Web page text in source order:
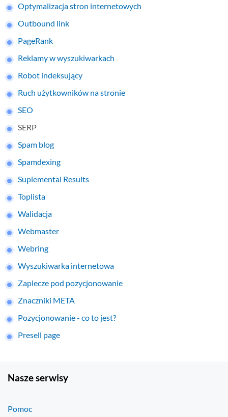
Optymalizacja stron internetowych
Outbound link
PageRank
Reklamy w wyszukiwarkach
Robot indeksujący
Ruch użytkowników na stronie
SEO
SERP
Spam blog
Spamdexing
Suplemental Results
Toplista
Walidacja
Webmaster
Webring
Wyszukiwarka internetowa
Zaplecze pod pozycjonowanie
Znaczniki META
Pozycjonowanie - co to jest?
Presell page
Nasze serwisy
Pomoc